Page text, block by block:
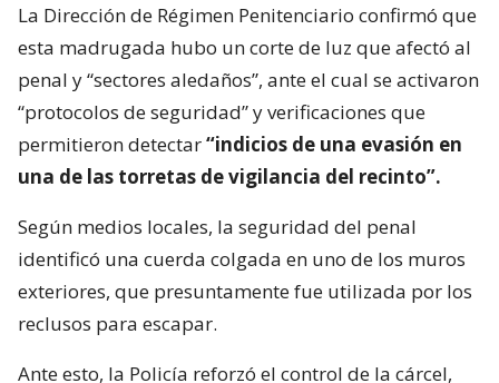
La Dirección de Régimen Penitenciario confirmó que
esta madrugada hubo un corte de luz que afectó al
penal y “sectores aledaños”, ante el cual se activaron
“protocolos de seguridad” y verificaciones que
permitieron detectar“indicios de una evasión en
una de las torretas de vigilancia del recinto”.
Según medios locales, la seguridad del penal
identificó una cuerda colgada en uno de los muros
exteriores, que presuntamente fue utilizada por los
reclusos para escapar.
Ante esto, la Policía reforzó el control de la cárcel,